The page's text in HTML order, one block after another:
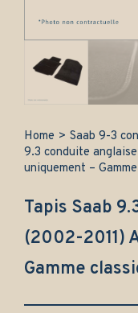
Home > Saab 9-3
9.3 conduite
uniquement –
Tapis Saab
(2002-2011)
Gamme